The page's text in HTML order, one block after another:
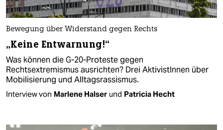
Bewegung über Widerstand gegen Rechts
„Keine Entwarnung!“
Was können die G-20-Proteste gegen
Rechtsextremismus ausrichten? Drei AktivistInnen über
Mobilisierung und Alltagsrassismus.
Interview von Marlene Halser und Patricia Hecht